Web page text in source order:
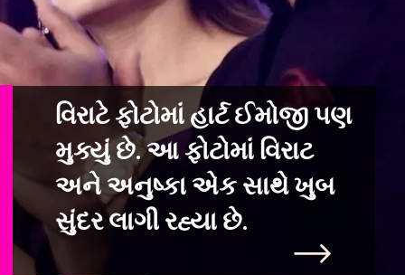
વિરાટે ફોટોમાં હાર્ટ ઈમોજી પણ
મુક્યું છે. આ ફોટોમાં વિરાટ
અને અનુષ્કા એક સાથે ખુબ